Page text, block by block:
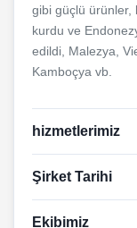
gibi güçlü ürünler,
kurdu ve
edildi, Malezya,
Kamboçya vb.
hizmetlerimiz
endüstriyel kazan
hizmetler
Şirket Tarihi
Ekibimiz